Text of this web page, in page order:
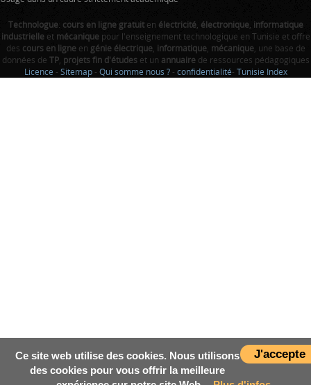
Technologue: cours en ligne gratuiten électricité, électronique, informatique
industrielleet mécaniquepour l'enseignement technologique en Tunisie et offre
des cours en ligneen génie électrique, informatique, mécanique, une base de
données de TP, projets fin d'étudeset un annuairede ressources pédagogiques
Licence - Sitemap - Qui somme nous ? - confidentialité- Tunisie Index
J'accepte
Ce site web utilise des cookies. Nous utilisons
des cookies pour vous offrir la meilleure